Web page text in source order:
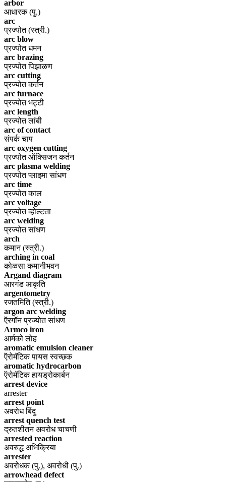
arbor
आधारक (पु.)
arc
प्रज्योत (स्त्री.)
arc blow
प्रज्योत धमन
arc brazing
प्रज्योत पिझाळण
arc cutting
प्रज्योत कर्तन
arc furnace
प्रज्योत भट्टी
arc length
प्रज्योत लांबी
arc of contact
संपर्क चाप
arc oxygen cutting
प्रज्योत ऑक्सिजन कर्तन
arc plasma welding
प्रज्योत प्लाझ्मा सांधण
arc time
प्रज्योत काल
arc voltage
प्रज्योत व्होल्टता
arc welding
प्रज्योत सांधण
arch
कमान (स्त्री.)
arching in coal
कोळसा कमानीभवन
Argand diagram
आरगंड आकृति
argentometry
रजतमिति (स्त्री.)
argon arc welding
ऍरगॉन प्रज्योत सांधण
Armco iron
आर्मको लोह
aromatic emulsion cleaner
ऍरोमॅटिक पायस स्वच्छक
aromatic hydrocarbon
ऍरोमॅटिक हायड्रोकार्बन
arrest device
arrester
arrest point
अवरोध बिंदु
arrest quench test
द्रुतशीतन अवरोध चाचणी
arrested reaction
अवरुद्ध अभिक्रिया
arrester
अवरोधक (पु.), अवरोधी (पु.)
arrowhead defect